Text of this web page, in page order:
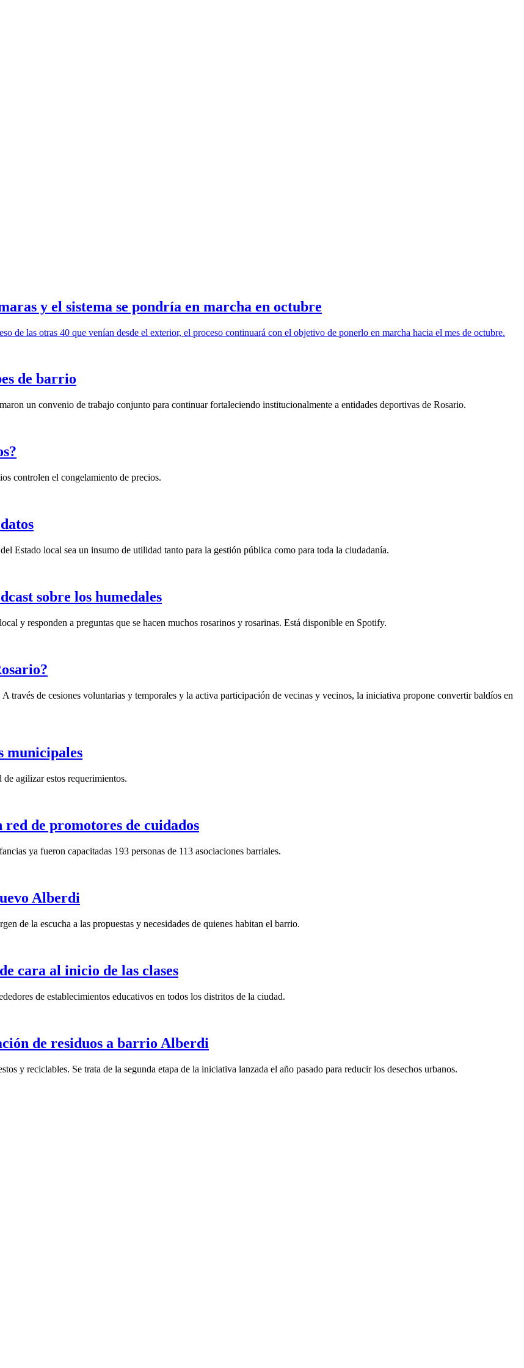
y el sistema se pondría en marcha en octubre
de las otras 40 que venían desde el exterior, el proceso continuará con el objetivo de ponerlo en marcha hacia el mes de octubre.
de barrio
un convenio de trabajo conjunto para continuar fortaleciendo institucionalmente a entidades deportivas de Rosario.
controlen el congelamiento de precios.
Estado local sea un insumo de utilidad tanto para la gestión pública como para toda la ciudadanía.
sobre los humedales
y responden a preguntas que se hacen muchos rosarinos y rosarinas. Está disponible en Spotify.
través de cesiones voluntarias y temporales y la activa participación de vecinas y vecinos, la iniciativa propone convertir baldíos en
municipales
agilizar estos requerimientos.
de promotores de cuidados
ya fueron capacitadas 193 personas de 113 asociaciones barriales.
Alberdi
de la escucha a las propuestas y necesidades de quienes habitan el barrio.
cara al inicio de las clases
de establecimientos educativos en todos los distritos de la ciudad.
de residuos a barrio Alberdi
y reciclables. Se trata de la segunda etapa de la iniciativa lanzada el año pasado para reducir los desechos urbanos.